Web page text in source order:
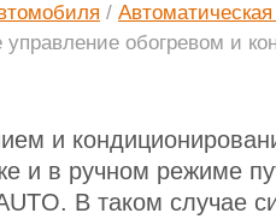
/
управление обогревом и
и
и в ручном режиме
В таком случае